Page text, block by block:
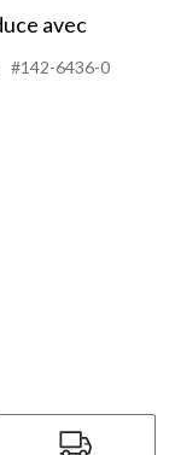
avec
#142-6436-0